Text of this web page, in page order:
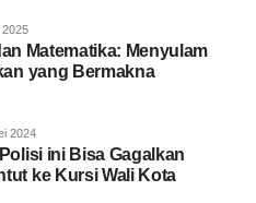
2025
Matematika: Menyulam
yang Bermakna
2024
ini Bisa Gagalkan
ke Kursi Wali Kota